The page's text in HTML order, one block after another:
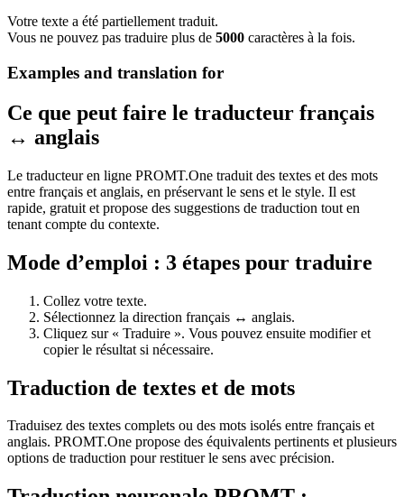
Votre texte a été partiellement traduit.
Vous ne pouvez pas traduire plus de 5000 caractères à la fois.
Examples and translation for
Ce que peut faire le traducteur français
↔ anglais
Le traducteur en ligne PROMT.One traduit des textes et des mots
entre français et anglais, en préservant le sens et le style. Il est
rapide, gratuit et propose des suggestions de traduction tout en
tenant compte du contexte.
Mode d’emploi : 3 étapes pour traduire
Collez votre texte.
Sélectionnez la direction français ↔ anglais.
Cliquez sur « Traduire ». Vous pouvez ensuite modifier et
copier le résultat si nécessaire.
Traduction de textes et de mots
Traduisez des textes complets ou des mots isolés entre français et
anglais. PROMT.One propose des équivalents pertinents et plusieurs
options de traduction pour restituer le sens avec précision.